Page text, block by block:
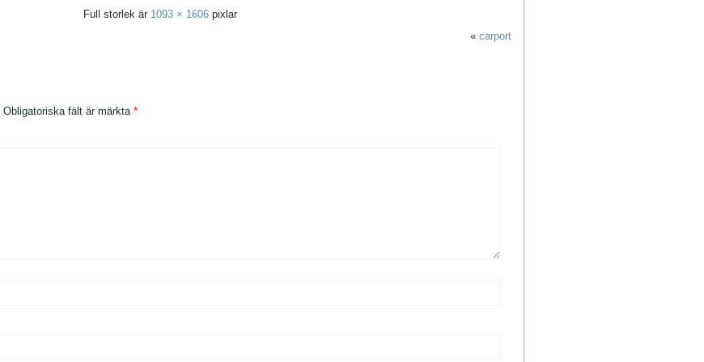
Full storlek är 1093 × 1606 pixlar
« carport
Obligatoriska fält är märkta *